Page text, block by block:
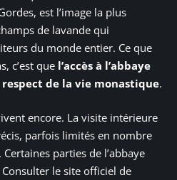
est l’image la plus
de lavande qui
du monde entier. Ce que
c’est que l’accès à l’abbaye
de la vie monastique.
encore. La visite intérieure
parfois limités en nombre
parties de l’abbaye
le site officiel de